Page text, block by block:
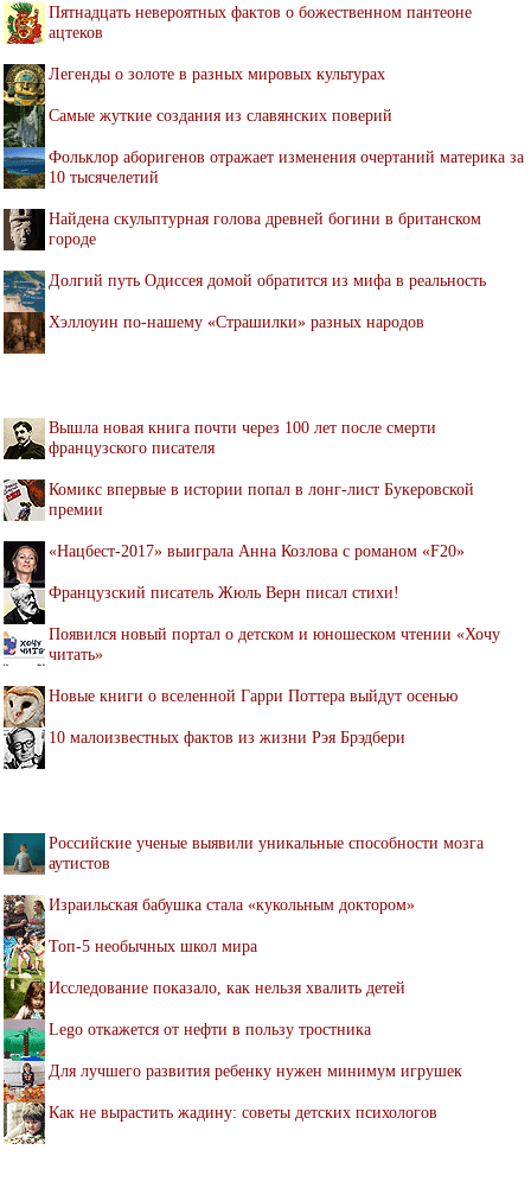
Пятнадцать невероятных фактов о божественном пантеоне
ацтеков
Легенды о золоте в разных мировых культурах
Самые жуткие создания из славянских поверий
Фольклор аборигенов отражает изменения очертаний материка за
10 тысячелетий
Найдена скульптурная голова древней богини в британском
городе
Долгий путь Одиссея домой обратится из мифа в реальность
Хэллоуин по-нашему «Страшилки» разных народов
Вышла новая книга почти через 100 лет после смерти
французского писателя
Комикс впервые в истории попал в лонг-лист Букеровской
премии
«Нацбест-2017» выиграла Анна Козлова с романом «F20»
Французский писатель Жюль Верн писал стихи!
Появился новый портал о детском и юношеском чтении «Хочу
читать»
Новые книги о вселенной Гарри Поттера выйдут осенью
10 малоизвестных фактов из жизни Рэя Брэдбери
Российские ученые выявили уникальные способности мозга
аутистов
Израильская бабушка стала «кукольным доктором»
Топ-5 необычных школ мира
Исследование показало, как нельзя хвалить детей
Lego откажется от нефти в пользу тростника
Для лучшего развития ребенку нужен минимум игрушек
Как не вырастить жадину: советы детских психологов